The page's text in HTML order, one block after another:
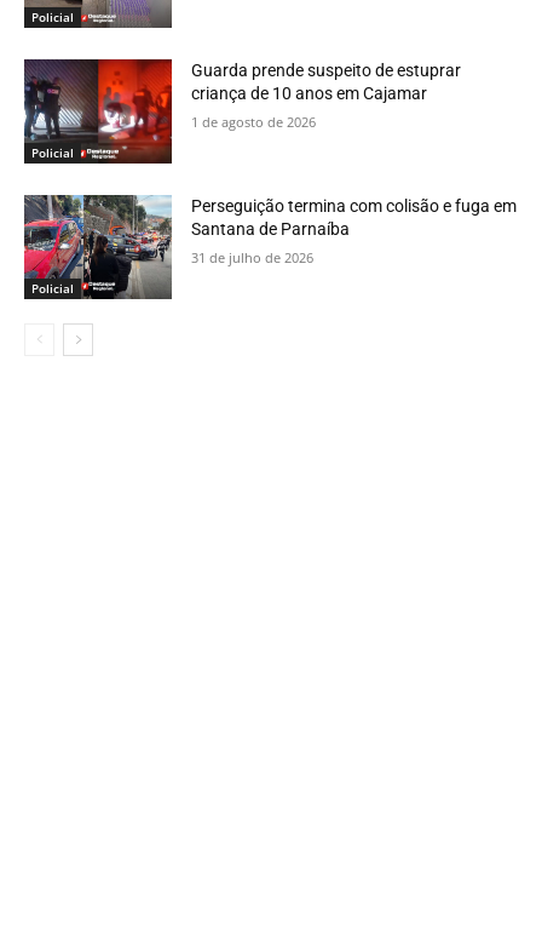
Policial
Policial
Guarda prende suspeito de estuprar
criança de 10 anos em Cajamar
1 de agosto de 2026
Policial
Perseguição termina com colisão e fuga em
Santana de Parnaíba
31 de julho de 2026